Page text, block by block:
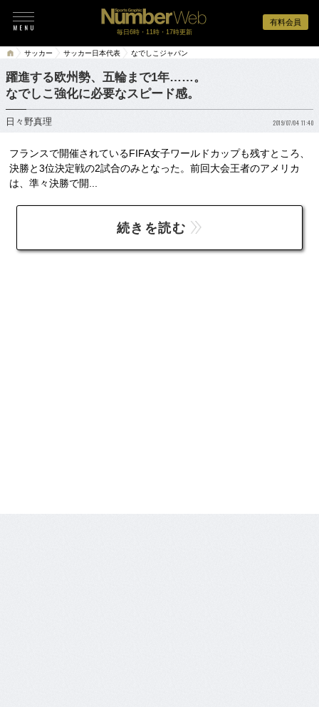
有料会員
毎日6時・11時・17時更新
サッカー サッカー日本代表 なでしこジャパン
躍進する欧州勢、五輪まで1年……。
なでしこ強化に必要なスピード感。
日々野真理 2019/07/04 11:40
フランスで開催されているFIFA女子ワールドカップも残すところ、
決勝と3位決定戦の2試合のみとなった。前回大会王者のアメリカ
は、準々決勝で開...
続きを読む